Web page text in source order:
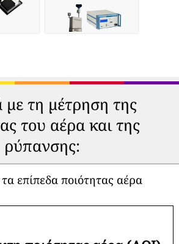
με τη μέτρηση της
του αέρα και της
ρύπανσης:
επίπεδα ποιότητας αέρα